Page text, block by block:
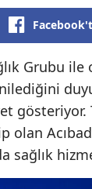
Grubu
gösteriyor.
olan
sağlık